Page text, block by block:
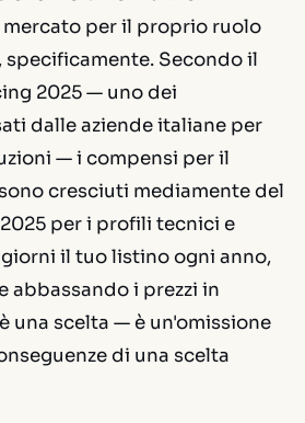
per il proprio ruolo
specificamente. Secondo il
2025 — uno dei
dalle aziende italiane per
— i compensi per il
cresciuti mediamente del
2025 per i profili tecnici e
il tuo listino ogni anno,
abbassando i prezzi in
una scelta — è un'omissione
di una scelta